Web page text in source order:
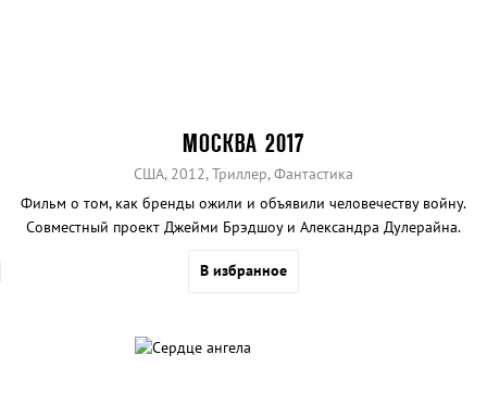
МОСКВА 2017
США, 2012, Триллер, Фантастика
Фильм о том, как бренды ожили и объявили человечеству войну.
Совместный проект Джейми Брэдшоу и Александра Дулерайна.
В избранное